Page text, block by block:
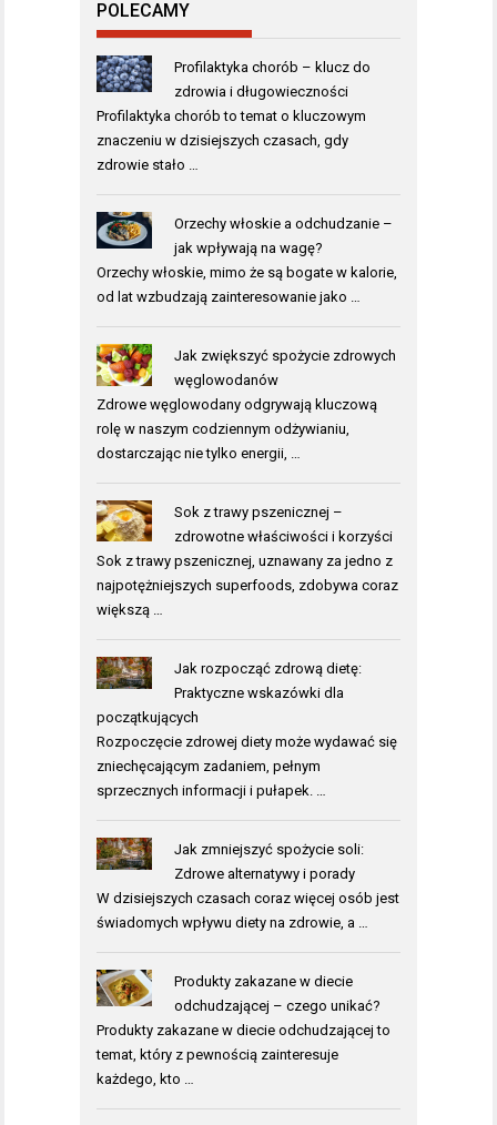
POLECAMY
Profilaktyka chorób – klucz do
zdrowia i długowieczności
Profilaktyka chorób to temat o kluczowym
znaczeniu w dzisiejszych czasach, gdy
zdrowie stało …
Orzechy włoskie a odchudzanie –
jak wpływają na wagę?
Orzechy włoskie, mimo że są bogate w kalorie,
od lat wzbudzają zainteresowanie jako …
Jak zwiększyć spożycie zdrowych
węglowodanów
Zdrowe węglowodany odgrywają kluczową
rolę w naszym codziennym odżywianiu,
dostarczając nie tylko energii, …
Sok z trawy pszenicznej –
zdrowotne właściwości i korzyści
Sok z trawy pszenicznej, uznawany za jedno z
najpotężniejszych superfoods, zdobywa coraz
większą …
Jak rozpocząć zdrową dietę:
Praktyczne wskazówki dla
początkujących
Rozpoczęcie zdrowej diety może wydawać się
zniechęcającym zadaniem, pełnym
sprzecznych informacji i pułapek. …
Jak zmniejszyć spożycie soli:
Zdrowe alternatywy i porady
W dzisiejszych czasach coraz więcej osób jest
świadomych wpływu diety na zdrowie, a …
Produkty zakazane w diecie
odchudzającej – czego unikać?
Produkty zakazane w diecie odchudzającej to
temat, który z pewnością zainteresuje
każdego, kto …